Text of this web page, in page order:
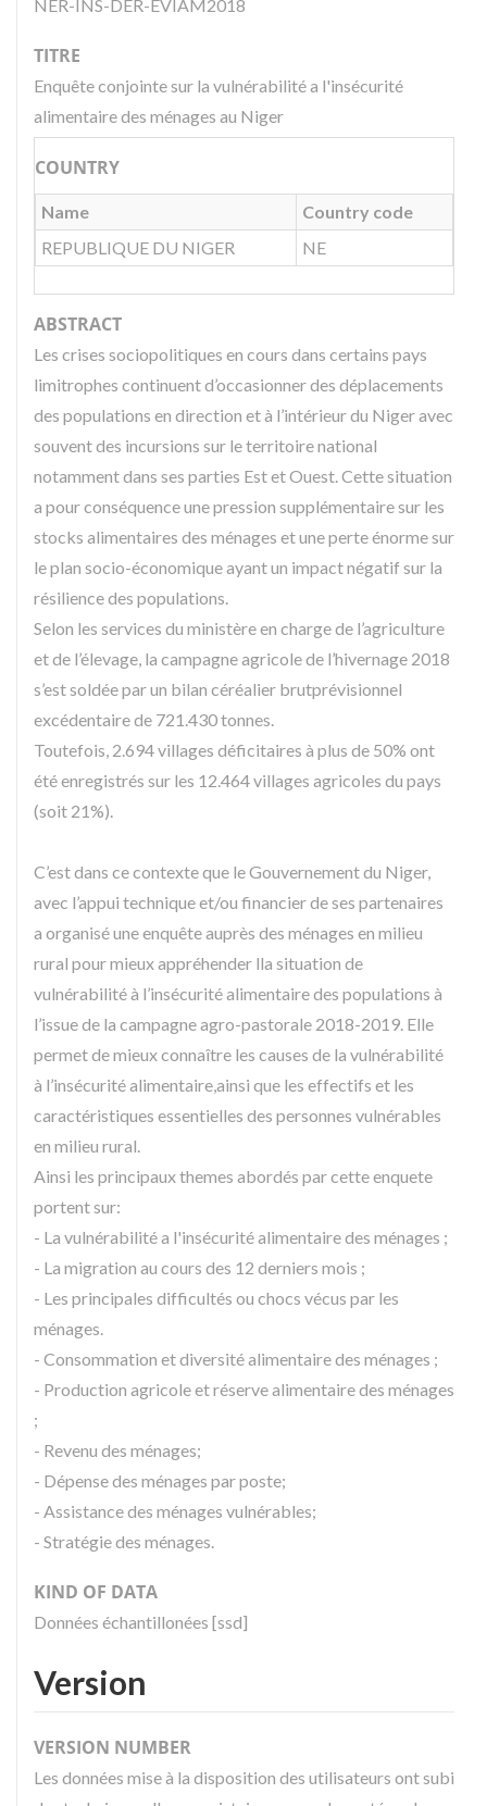
NER-INS-DER-EVIAM2018
TITRE
Enquête conjointe sur la vulnérabilité a l'insécurité
alimentaire des ménages au Niger
COUNTRY
Name
Country code
REPUBLIQUE DU NIGER
NE
ABSTRACT
Les crises sociopolitiques en cours dans certains pays
limitrophes continuent d’occasionner des déplacements
des populations en direction et à l’intérieur du Niger avec
souvent des incursions sur le territoire national
notamment dans ses parties Est et Ouest. Cette situation
a pour conséquence une pression supplémentaire sur les
stocks alimentaires des ménages et une perte énorme sur
le plan socio-économique ayant un impact négatif sur la
résilience des populations.
Selon les services du ministère en charge de l’agriculture
et de l’élevage, la campagne agricole de l’hivernage 2018
s’est soldée par un bilan céréalier brutprévisionnel
excédentaire de 721.430 tonnes.
Toutefois, 2.694 villages déficitaires à plus de 50% ont
été enregistrés sur les 12.464 villages agricoles du pays
(soit 21%).
C’est dans ce contexte que le Gouvernement du Niger,
avec l’appui technique et/ou financier de ses partenaires
a organisé une enquête auprès des ménages en milieu
rural pour mieux appréhender lla situation de
vulnérabilité à l’insécurité alimentaire des populations à
l’issue de la campagne agro-pastorale 2018-2019. Elle
permet de mieux connaître les causes de la vulnérabilité
à l’insécurité alimentaire,ainsi que les effectifs et les
caractéristiques essentielles des personnes vulnérables
en milieu rural.
Ainsi les principaux themes abordés par cette enquete
portent sur:
- La vulnérabilité a l'insécurité alimentaire des ménages ;
- La migration au cours des 12 derniers mois ;
- Les principales difficultés ou chocs vécus par les
ménages.
- Consommation et diversité alimentaire des ménages ;
- Production agricole et réserve alimentaire des ménages
;
- Revenu des ménages;
- Dépense des ménages par poste;
- Assistance des ménages vulnérables;
- Stratégie des ménages.
KIND OF DATA
Données échantillonées [ssd]
Version
VERSION NUMBER
Les données mise à la disposition des utilisateurs ont subi